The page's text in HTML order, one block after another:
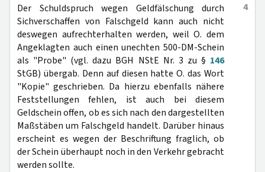
4
Der Schuldspruch wegen Geldfälschung durch
Sichverschaffen von Falschgeld kann auch nicht
deswegen aufrechterhalten werden, weil O. dem
Angeklagten auch einen unechten 500-DM-Schein
als "Probe" (vgl. dazu BGH NStE Nr. 3 zu § 146
StGB) übergab. Denn auf diesen hatte O. das Wort
"Kopie" geschrieben. Da hierzu ebenfalls nähere
Feststellungen fehlen, ist auch bei diesem
Geldschein offen, ob es sich nach den dargestellten
Maßstäben um Falschgeld handelt. Darüber hinaus
erscheint es wegen der Beschriftung fraglich, ob
der Schein überhaupt noch in den Verkehr gebracht
werden sollte.